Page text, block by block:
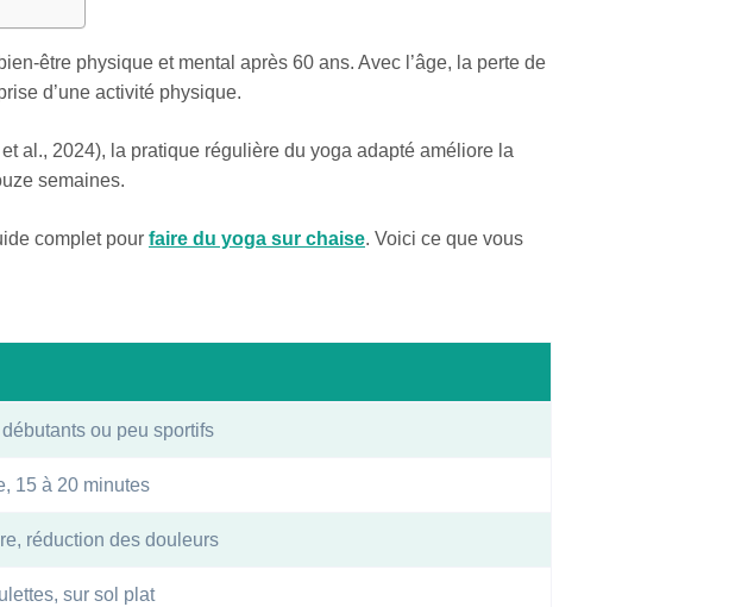
être physique et mental après 60 ans. Avec l’âge, la perte de
d’une activité physique.
al., 2024), la pratique régulière du yoga adapté améliore la
semaines.
complet pour faire du yoga sur chaise. Voici ce que vous
ou peu sportifs
15 à 20 minutes
réduction des douleurs
sur sol plat